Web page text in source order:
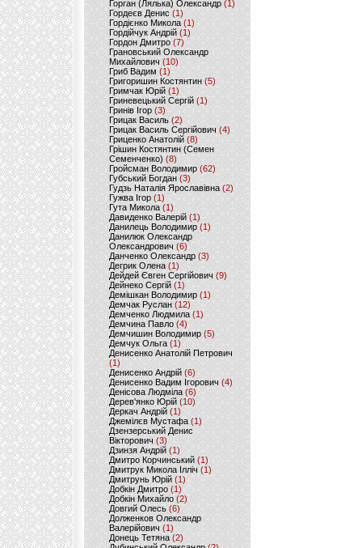
Горган (Лялька) Олександр(1)
Гордеєв Денис (1)
Гордієнко Микола (1)
Гордійчук Андрій (1)
Гордон Дмитро (7)
Грановський Олександр
Михайлович (10)
Гриб Вадим (1)
Григоришин Костянтин (5)
Гримчак Юрій(1)
Гриневецький Сергій(1)
Гринів Ігор (3)
Грицак Василь (2)
Грицак Василь Сергійович (4)
Гриценко Анатолій (8)
Грішин Костянтин (Семен
Семенченко)(8)
Гройсман Володимир(62)
Губський Богдан (3)
Гудзь Наталія Ярославівна(2)
Гужва Ігор (1)
Гута Микола (1)
Давиденко Валерій (1)
Данилець Володимир(1)
Данилюк Олександр
Олександрович (6)
Данченко Олександр (3)
Дегрик Олена(1)
Дейдей Євген Сергійович(9)
Дейнеко Сергій (1)
Демішкан Володимир(1)
Демчак Руслан (12)
Демченко Людмила (1)
Демчина Павло (4)
Демчишин Володимир (5)
Демчук Ольга(1)
Денисенко Анатолій Петрович
(1)
Денисенко Андрій (6)
Денисенко Вадим Ігорович (4)
Денісова Людміла(6)
Дерев'янко Юрій(10)
Деркач Андрій(1)
Джемілєв Мустафа (1)
Дзензерський Денис
Вікторович (3)
Дзинзя Андрій (1)
Дмитро Корчинський (1)
Дмитрук Микола Ілліч (1)
Дмитрунь Юрій (1)
Добкін Дмитро(1)
Добкін Михайло (2)
Довгий Олесь (6)
Долженков Олександр
Валерійович (1)
Донець Тетяна (2)